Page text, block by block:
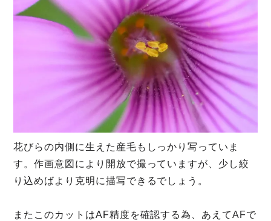
花びらの内側に生えた産毛もしっかり写っていま
す。作画意図により開放で撮っていますが、少し絞
り込めばより克明に描写できるでしょう。
またこのカットはAF精度を確認する為、あえてAFで